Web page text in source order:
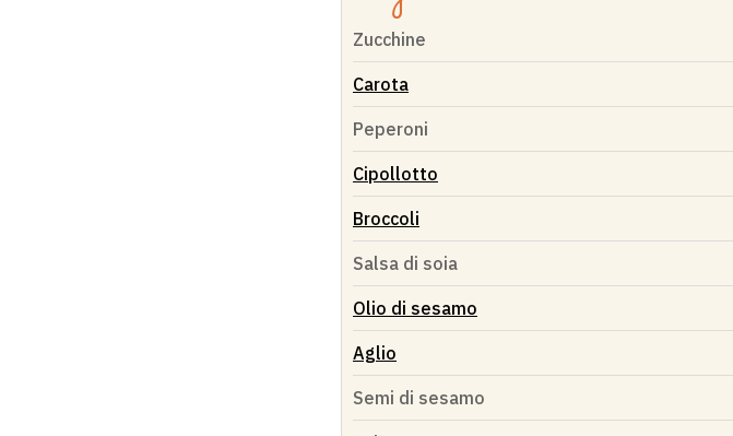
Zucchine
Carota
Peperoni
Cipollotto
Broccoli
Salsa di soia
Olio di sesamo
Aglio
Semi di sesamo